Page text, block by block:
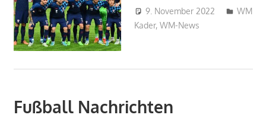
9. November 2022
WM
Kader,WM-News
Fußball Nachrichten